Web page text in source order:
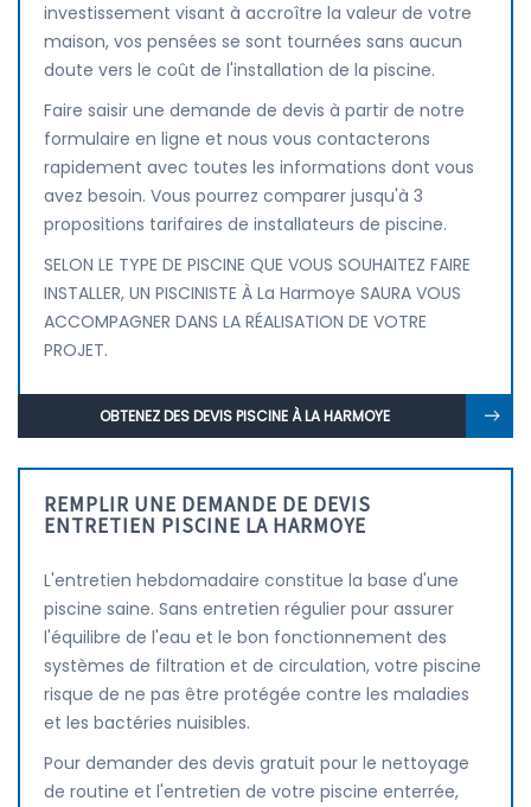
investissement visant à accroître la valeur de votre
maison, vos pensées se sont tournées sans aucun
doute vers le coût de l'installation de la piscine.
Faire saisir une demande de devis à partir de notre
formulaire en ligne et nous vous contacterons
rapidement avec toutes les informations dont vous
avez besoin. Vous pourrez comparer jusqu'à 3
propositions tarifaires de installateurs de piscine.
SELON LE TYPE DE PISCINE QUE VOUS SOUHAITEZ FAIRE
INSTALLER, UN PISCINISTE À La Harmoye SAURA VOUS
ACCOMPAGNER DANS LA RÉALISATION DE VOTRE
PROJET.
OBTENEZ DES DEVIS PISCINE À LA HARMOYE
REMPLIR UNE DEMANDE DE DEVIS
ENTRETIEN PISCINE LA HARMOYE
L'entretien hebdomadaire constitue la base d'une
piscine saine. Sans entretien régulier pour assurer
l'équilibre de l'eau et le bon fonctionnement des
systèmes de filtration et de circulation, votre piscine
risque de ne pas être protégée contre les maladies
et les bactéries nuisibles.
Pour demander des devis gratuit pour le nettoyage
de routine et l'entretien de votre piscine enterrée,